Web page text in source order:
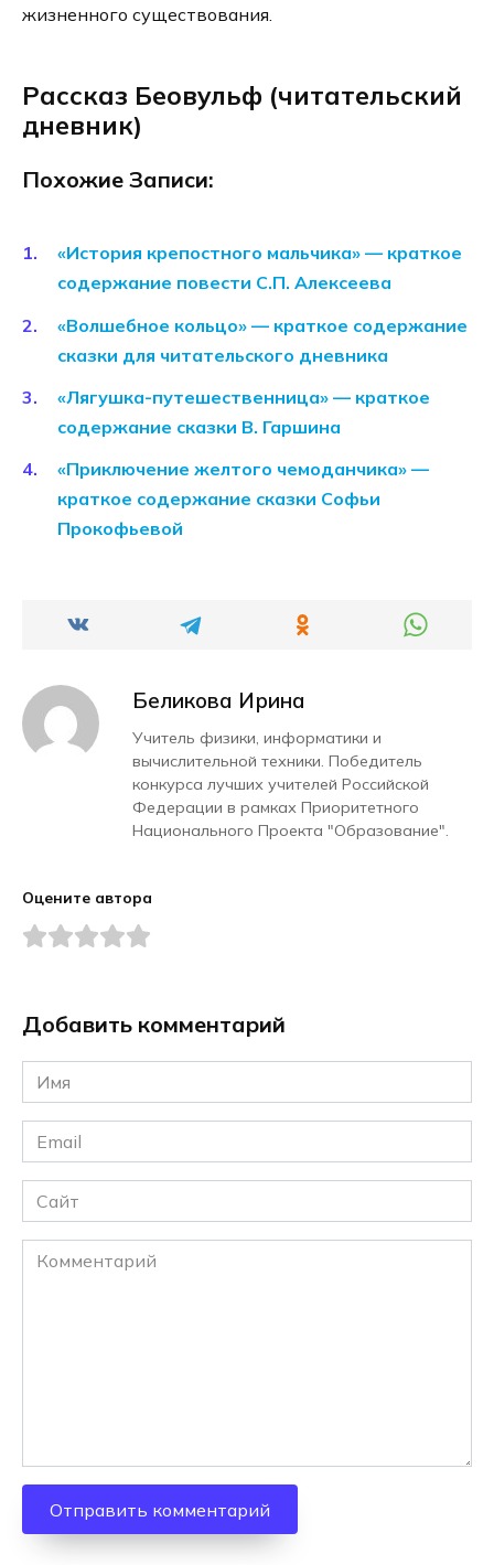
жизненного существования.
Рассказ Беовульф (читательский
дневник)
Похожие Записи:
«История крепостного мальчика» — краткое
содержание повести С.П. Алексеева
«Волшебное кольцо» — краткое содержание
сказки для читательского дневника
«Лягушка-путешественница» — краткое
содержание сказки В. Гаршина
«Приключение желтого чемоданчика» —
краткое содержание сказки Софьи
Прокофьевой
Беликова Ирина
Учитель физики, информатики и
вычислительной техники. Победитель
конкурса лучших учителей Российской
Федерации в рамках Приоритетного
Национального Проекта "Образование".
Оцените автора
Добавить комментарий
Имя
*
Email
*
Сайт
Комментарий